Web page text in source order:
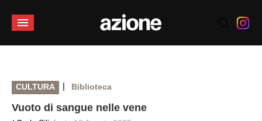
CULTURA | Biblioteca
Vuoto di sangue nelle vene